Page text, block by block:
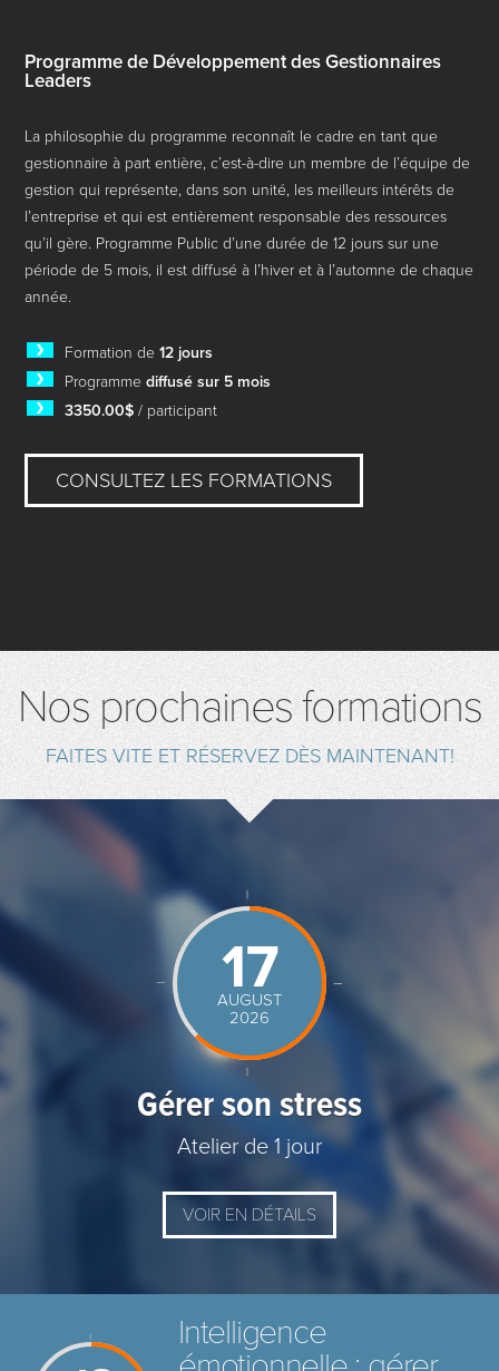
Programme de Développement des Gestionnaires
Leaders
La philosophie du programme reconnaît le cadre en tant que
gestionnaire à part entière, c’est-à-dire un membre de l’équipe de
gestion qui représente, dans son unité, les meilleurs intérêts de
l’entreprise et qui est entièrement responsable des ressources
qu’il gère. Programme Public d’une durée de 12 jours sur une
période de 5 mois, il est diffusé à l’hiver et à l’automne de chaque
année.
Formation de12 jours
Programmediffusé sur 5 mois
3350.00$/ participant
CONSULTEZ LES FORMATIONS
Nos prochaines formations
FAITES VITE ET RÉSERVEZ DÈS MAINTENANT!
17
AUGUST
2026
Gérer son stress
Atelier de 1 jour
VOIR EN DÉTAILS
Intelligence